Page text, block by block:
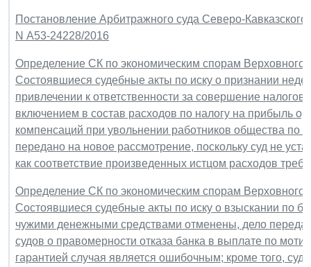
Постановление Арбитражного суда Северо-
N А53-24228/2016
Определение СК по экономическим спорам Верховного
Состоявшиеся судебные акты по иску о признании
привлечении к ответственности за совершение
включением в состав расходов по налогу на прибыль
компенсаций при увольнении работников общества по
передано на новое рассмотрение, поскольку суд не
как соответствие произведенных истцом расходов
Определение СК по экономическим спорам
Состоявшиеся судебные акты по иску о взыскании по
чужими денежными средствами отменены, дело
судов о правомерности отказа банка в выплате по
гарантией случая является ошибочным; кроме того,